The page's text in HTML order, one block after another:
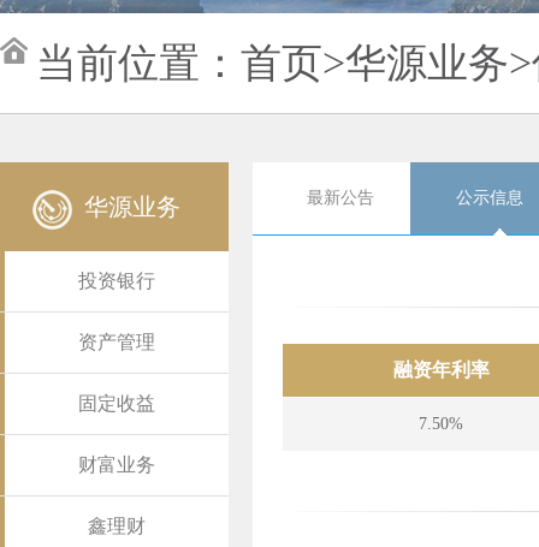
当前位置： 首页>华源业务>
华源业务
投资银行
资产管理
固定收益
财富业务
鑫理财
最新公告 公示信息
融资年利率
7.50%